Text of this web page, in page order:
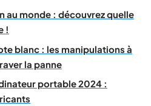
au monde : découvrez quelle
!
blanc : les manipulations à
la panne
portable 2024 :